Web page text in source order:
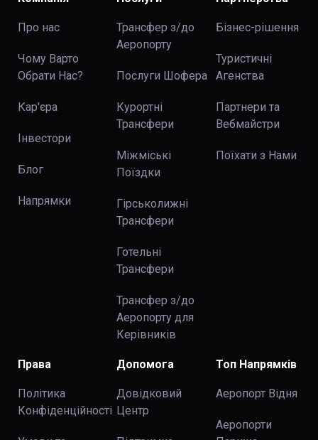
Про нас
Чому Варто
Обрати Нас?
Кар'єра
Інвестори
Блог
Напрямки
Трансфер з/до
Аеропорту
Послуги Шофера
Курортні
Трансфери
Міжміські
Поїздки
Гірськолижні
Трансфери
Готельні
Трансфери
Трансфер з/до
Аеропорту для
Керівників
Бізнес-рішення
Туристичні
Агенства
Партнери та
Вебмайстри
Поїхати з Нами
Права
Політика
Конфіденційності
Допомога
Довідковий
Центр
Топ Напрямків
Аеропорт Відня
Аеропорти